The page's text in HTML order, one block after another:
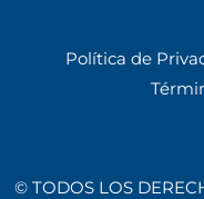
Política de
© TODOS LOS